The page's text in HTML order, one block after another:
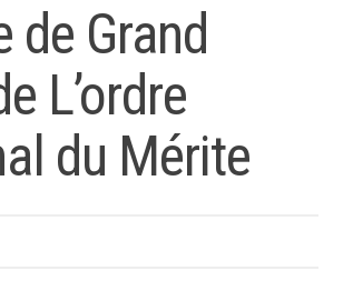
de Grand
L’ordre
du Mérite